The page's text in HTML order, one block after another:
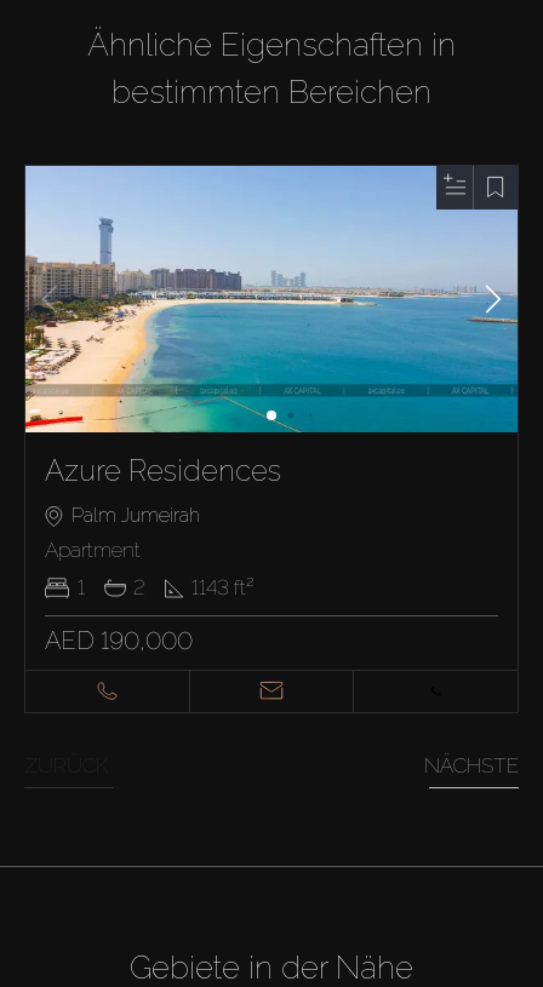
Ähnliche Eigenschaften in
bestimmten Bereichen
Azure Residences
Palm Jumeirah
Apartment
1
2 1143 ft²
AED 190,000
NÄCHSTE
Gebiete in der Nähe